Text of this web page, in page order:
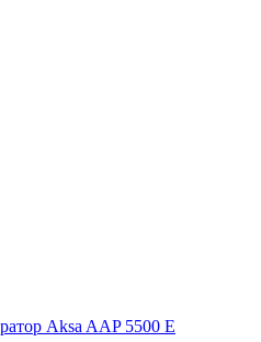
Aksa AAP 5500 Е